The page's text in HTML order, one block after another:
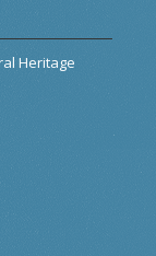
Heritage